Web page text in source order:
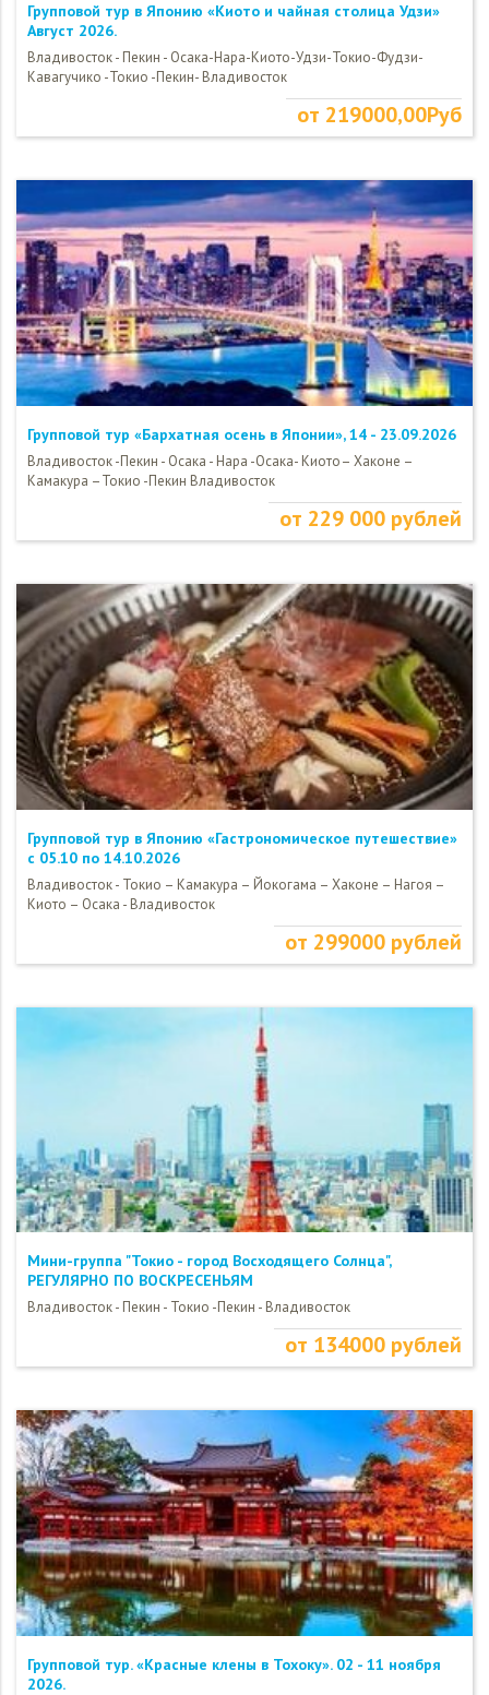
Групповой тур в Японию «Киото и чайная столица Удзи»
Август 2026.
Владивосток - Пекин - Осака-Нара-Киото-Удзи-Токио-Фудзи-
Кавагучико -Токио -Пекин- Владивосток
от 219000,00Руб
Групповой тур «Бархатная осень в Японии», 14 - 23.09.2026
Владивосток -Пекин - Осака - Нара -Осака- Киото– Хаконе –
Камакура –Токио -Пекин Владивосток
от 229 000 рублей
Групповой тур в Японию «Гастрономическое путешествие»
c 05.10 по 14.10.2026
Владивосток - Токио – Камакура – Йокогама – Хаконе – Нагоя –
Киото – Осака - Владивосток
от 299000 рублей
Мини-группа "Токио - город Восходящего Солнца",
РЕГУЛЯРНО ПО ВОСКРЕСЕНЬЯМ
Владивосток - Пекин - Токио -Пекин - Владивосток
от 134000 рублей
Групповой тур. «Красные клены в Тохоку». 02 - 11 ноября
2026.